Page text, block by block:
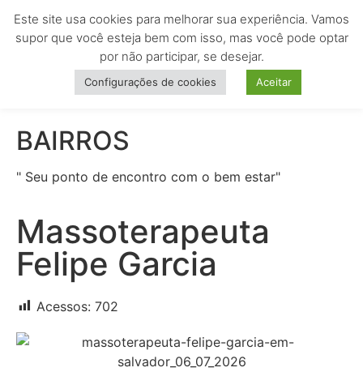
MENU
BAIRROS
" Seu ponto de encontro com o bem estar"
Massoterapeuta
Felipe Garcia
Acessos: 702
Este site usa cookies para melhorar sua experiência. Vamos
supor que você esteja bem com isso, mas você pode optar
por não participar, se desejar.
Configurações de cookies Aceitar